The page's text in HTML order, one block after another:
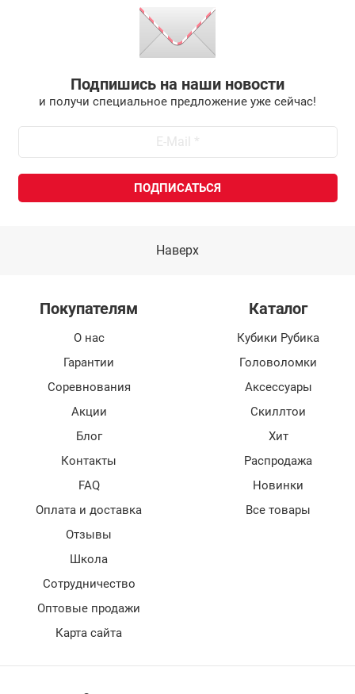
Подпишись на наши новости
и получи специальное предложение уже сейчас!
Наверх
Покупателям
О нас
Гарантии
Соревнования
Акции
Блог
Контакты
FAQ
Оплата и доставка
Отзывы
Школа
Сотрудничество
Оптовые продажи
Карта сайта
Каталог
Кубики Рубика
Головоломки
Аксессуары
Скиллтои
Хит
Распродажа
Новинки
Все товары